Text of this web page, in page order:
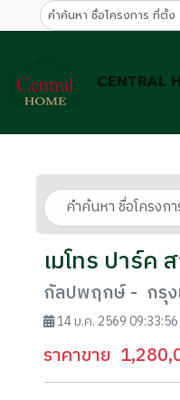
CENTRAL
เมโทร ปาร์ค
กัลปพฤกษ์ - กรุง
14 ม.ค. 2569 09:33:56
ราคาขาย